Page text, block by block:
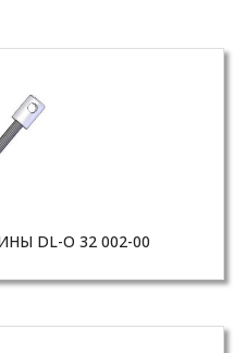
DL-O 32 002-00